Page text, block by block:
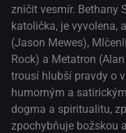
zničit vesmír. Bethany
katolička, je vyvolena,
(Jason Mewes),
Rock) a Metatron
trousí hlubší pravdy o
humorným a
dogma a spiritualitu,
zpochybňuje božskou